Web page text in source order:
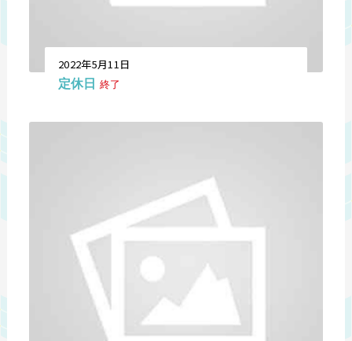
2022年5月11日
定休日 終了